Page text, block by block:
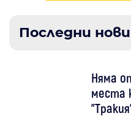
Последни
Няма
места